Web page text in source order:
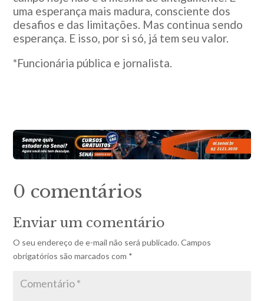
uma esperança mais madura, consciente dos
desafios e das limitações. Mas continua sendo
esperança. E isso, por si só, já tem seu valor.
*Funcionária pública e jornalista.
0 comentários
Enviar um comentário
O seu endereço de e-mail não será publicado. Campos
obrigatórios são marcados com *